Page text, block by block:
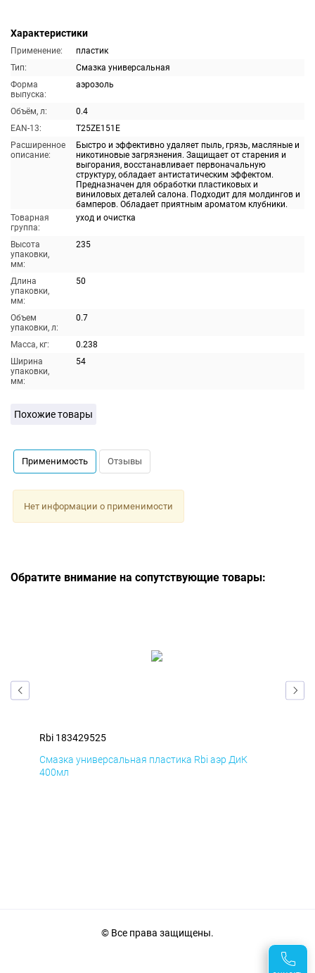
Характеристики
Применение:
пластик
Тип:
Смазка универсальная
Форма
выпуска:
аэрозоль
Объём, л:
0.4
EAN-13:
T25ZE151E
Расширенное
описание:
Быстро и эффективно удаляет пыль, грязь, масляные и
никотиновые загрязнения. Защищает от старения и
выгорания, восстанавливает первоначальную
структуру, обладает антистатическим эффектом.
Предназначен для обработки пластиковых и
виниловых деталей салона. Подходит для молдингов и
бамперов. Обладает приятным ароматом клубники.
Товарная
группа:
уход и очистка
Высота
упаковки,
мм:
235
Длина
упаковки,
мм:
50
Объем
упаковки, л:
0.7
Масса, кг:
0.238
Ширина
упаковки,
мм:
54
Похожие товары
Применимость Отзывы
Нет информации о применимости
Обратите внимание на сопутствующие товары:
Rbi 183429525
Смазка универсальная пластика Rbi аэр ДиК
400мл
© Все права защищены.